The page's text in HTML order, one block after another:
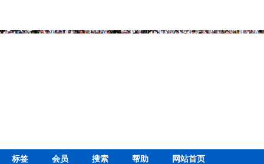
标签 会员 搜索 帮助 网站首页